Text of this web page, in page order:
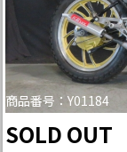
商品番号：Y01184
SOLD OUT